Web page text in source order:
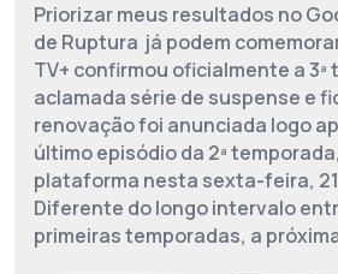
Priorizar meus resultados no
de Ruptura já podem
TV+ confirmou oficialmente a 3ª
aclamada série de suspense e
renovação foi anunciada logo
último episódio da 2ª
plataforma nesta sexta-feira,
Diferente do longo intervalo
primeiras temporadas, a